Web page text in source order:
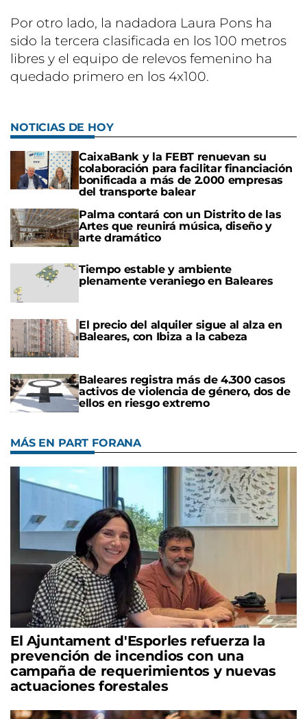
Por otro lado, la nadadora Laura Pons ha
sido la tercera clasificada en los 100 metros
libres y el equipo de relevos femenino ha
quedado primero en los 4x100.
NOTICIAS DE HOY
CaixaBank y la FEBT renuevan su
colaboración para facilitar financiación
bonificada a más de 2.000 empresas
del transporte balear
Palma contará con un Distrito de las
Artes que reunirá música, diseño y
arte dramático
Tiempo estable y ambiente
plenamente veraniego en Baleares
El precio del alquiler sigue al alza en
Baleares, con Ibiza a la cabeza
Baleares registra más de 4.300 casos
activos de violencia de género, dos de
ellos en riesgo extremo
MÁS EN PART FORANA
El Ajuntament d'Esporles refuerza la
prevención de incendios con una
campaña de requerimientos y nuevas
actuaciones forestales